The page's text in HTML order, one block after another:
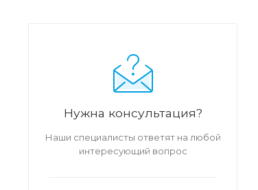
Нужна консультация?
Наши специалисты ответят на любой
интересующий вопрос